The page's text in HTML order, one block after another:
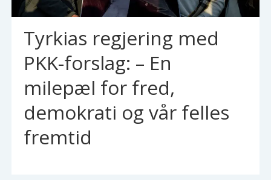
Tyrkias regjering med
PKK-forslag: – En
milepæl for fred,
demokrati og vår felles
fremtid